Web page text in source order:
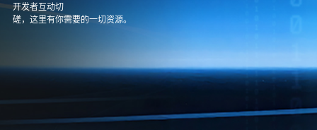
开发者互动切
磋，这里有你需要的一切资源。